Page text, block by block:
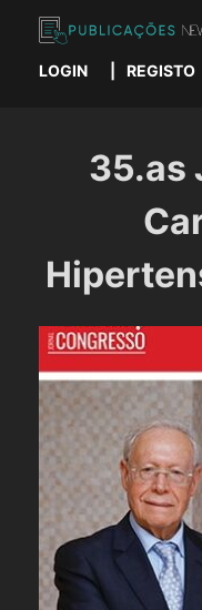
content
Publicações News
LOGIN REGISTO
35.as